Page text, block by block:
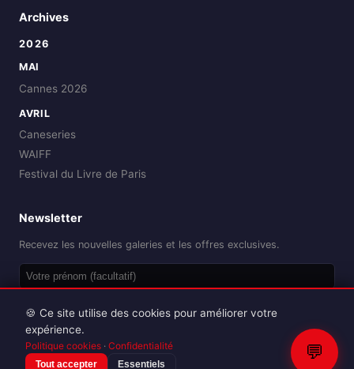
Archives
2026
MAI
Cannes 2026
AVRIL
Caneseries
WAIFF
Festival du Livre de Paris
Newsletter
Recevez les nouvelles galeries et les offres exclusives.
Reproduction interdite sans autorisation.
💬
🍪 Ce site utilise des cookies pour améliorer votre
expérience.
Politique cookies · Confidentialité
Tout accepter Essentiels